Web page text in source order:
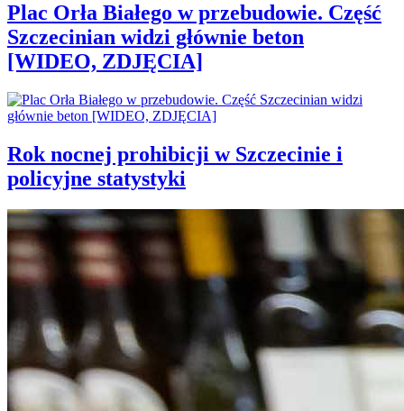
Plac Orła Białego w przebudowie. Część
Szczecinian widzi głównie beton
[WIDEO, ZDJĘCIA]
Rok nocnej prohibicji w Szczecinie i
policyjne statystyki